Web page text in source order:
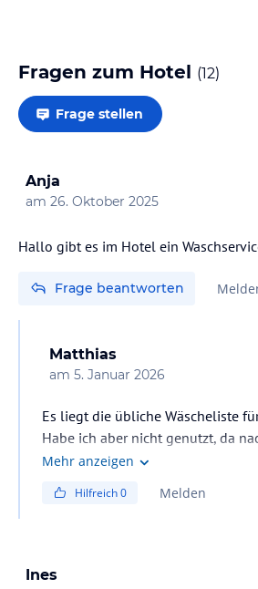
Fragen zum Hotel (12)
Frage stellen
Anja
am 26. Oktober 2025
Hallo gibt es im Hotel ein
Frage beantworten
Matthias
am 5. Januar 2026
Es liegt die übliche Wäscheliste
Habe ich aber nicht genutzt, da
und sehr teuer. An de Hauptstraße
kg, mit Bügeln +50) next day.
Mehr anzeigen
Hilfreich0 Melden
Ines